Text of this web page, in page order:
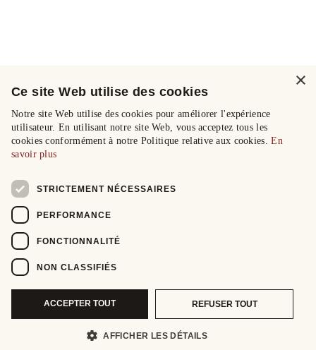
×
Ce site Web utilise des cookies
Notre site Web utilise des cookies pour améliorer l'expérience
utilisateur. En utilisant notre site Web, vous acceptez tous les
cookies conformément à notre Politique relative aux cookies.En
savoir plus
STRICTEMENT NÉCESSAIRES
PERFORMANCE
FONCTIONNALITÉ
NON CLASSIFIÉS
ACCEPTER TOUT REFUSER TOUT
AFFICHER LES DÉTAILS